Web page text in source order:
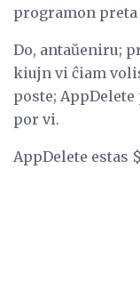
programon
Do, antaŭeniru;
kiujn vi ĉiam
poste;
por vi.
AppDelete estas